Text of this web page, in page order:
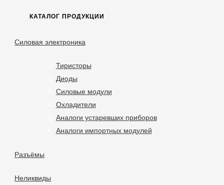
КАТАЛОГ ПРОДУКЦИИ
Силовая электроника
Тиристоры
Диоды
Силовые модули
Охладители
Аналоги устаревших приборов
Аналоги импортных модулей
Разъёмы
Неликвиды